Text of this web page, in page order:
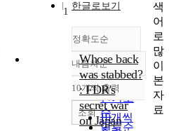
한글로보기
정확도순
정확도
순
인기도
순
연도순
내림차순
내림차순
10개씩 출력
10개씩
조회
1
Whose back
was stabbed?
: FDR's
secret war
on Japan
색
어
로
많
이
본
자
료